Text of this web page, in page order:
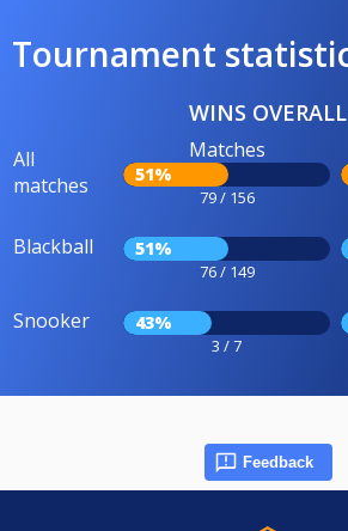
Tournament
WINS OVERALL
All
matches
Matches
51%
79 / 156
Blackball 51%
76 / 149
Snooker 43%
3 / 7
Feedback